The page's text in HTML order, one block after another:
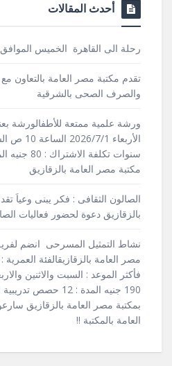
أحدث المقالات
رحلة الى القاهرة الخميس الموافق 2026/7/2
تقدم مكتبة مصر العامة بالتعاون
والصرف الصحى بالشرقية
ورشة علمية ممتعة للأطفالورشة
سنوات
مكتبة مصر العامة بالزقازيق
الصالون الثقافى : فكر يبنى وعياَ
بالزقازيق دعوة لحضور فعاليات
نشاط التمثيل المسرحى انضم
190 جنيه المدة : 12
بمكتبة مصر العامة بالزقازيق
العامة بالمكتبة !!